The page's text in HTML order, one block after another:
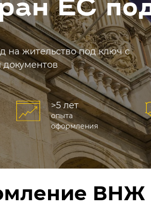
ЕС
на жительство под ключ с
>5 лет
опыта
оформления
ВНЖ